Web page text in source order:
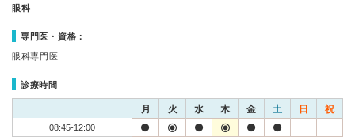
眼科
専門医・資格：
眼科専門医
診療時間
月 火 水 木 金 土 日 祝
08:45-12:00